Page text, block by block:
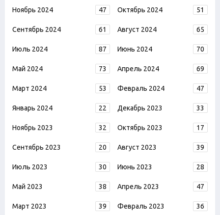
Ноябрь 2024 47 Октябрь 2024 51
Сентябрь 2024 61 Август 2024 65
Июль 2024 87 Июнь 2024 70
Май 2024 73 Апрель 2024 69
Март 2024 53 Февраль 2024 47
Январь 2024 22 Декабрь 2023 33
Ноябрь 2023 32 Октябрь 2023 17
Сентябрь 2023 20 Август 2023 39
Июль 2023 30 Июнь 2023 28
Май 2023 38 Апрель 2023 47
Март 2023 39 Февраль 2023 36